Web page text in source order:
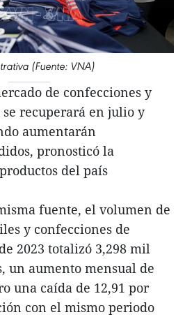
(Fuente: VNA)
de confecciones y
recuperará en julio y
aumentarán
pronosticó la
del país
fuente, el volumen de
y confecciones de
2023 totalizó 3,298 mil
un aumento mensual de
una caída de 12,91 por
con el mismo periodo